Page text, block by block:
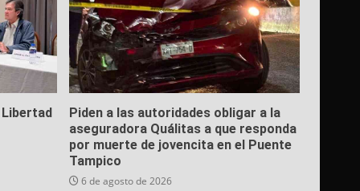
Piden a las autoridades obligar a la
aseguradora Quálitas a que responda
por muerte de jovencita en el Puente
Tampico
6 de agosto de 2026